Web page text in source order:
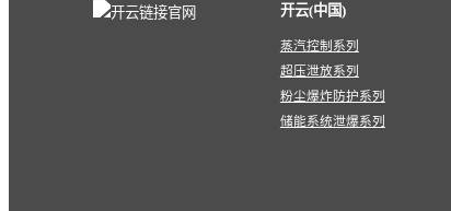
开云(中国)
蒸汽控制系列
超压泄放系列
粉尘爆炸防护系列
储能系统泄爆系列